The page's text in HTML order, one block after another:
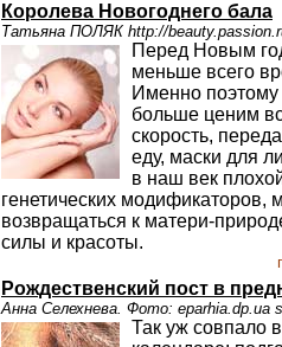
Королева Новогоднего бала
Татьяна ПОЛЯК http://
Перед Новым
меньше всего
Именно
больше ценим
скорость,
еду, маски для
в наш век
генетических модификаторов,
возвращаться к матери-
силы и красоты.
Рождественский пост в
Анна Селехнева. Фото: eparhia.dp.ua
Так уж совпало